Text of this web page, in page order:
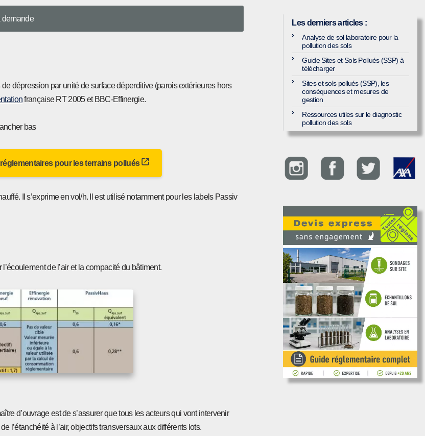
dépression par unité de surface déperditive (parois extérieures hors
française RT 2005 et BBC-Effinergie.
bas
pour les terrains pollués
Il s’exprime en vol/h. Il est utilisé notamment pour les labels Passiv
de l’air et la compacité du bâtiment.
d’ouvrage est de s’assurer que tous les acteurs qui vont intervenir
l’étanchéité à l’air, objectifs transversaux aux différents lots.
Les derniers articles :
Analyse de sol laboratoire pour la
pollution des sols
Guide Sites et Sols Pollués (SSP) à
télécharger
Sites et sols pollués (SSP), les
conséquences et mesures de
gestion
Ressources utiles sur le diagnostic
pollution des sols